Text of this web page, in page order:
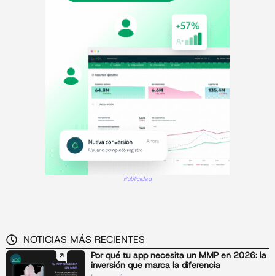
Publicidad
NOTICIAS MÁS RECIENTES
Por qué tu app necesita un MMP en 2026: la
inversión que marca la diferencia